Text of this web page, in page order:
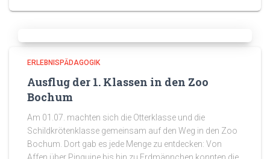
ERLEBNISPÄDAGOGIK
Ausflug der 1. Klassen in den Zoo
Bochum
Am 01.07. machten sich die Otterklasse und die
Schildkrötenklasse gemeinsam auf den Weg in den Zoo
Bochum. Dort gab es jede Menge zu entdecken: Von